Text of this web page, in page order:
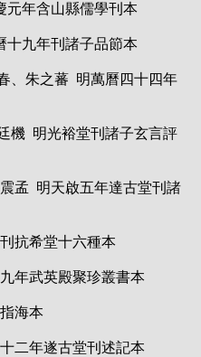
年含山縣儒學刊本
九年刊諸子品節本
、朱之蕃 明萬曆四十四年
機 明光裕堂刊諸子玄言評
孟 明天啟五年達古堂刊諸
抗希堂十六種本
年武英殿聚珍叢書本
海本
二年遂古堂刊述記本